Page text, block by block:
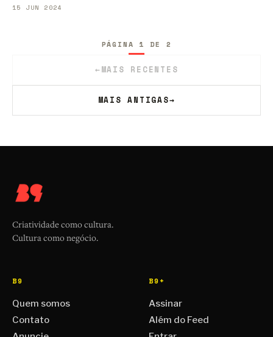
15 JUN 2024
←MAIS RECENTES
PÁGINA 1 DE 2
MAIS ANTIGAS→
Criatividade como cultura.
Cultura como negócio.
B9
Quem somos
Contato
B9+
Assinar
Além do Feed